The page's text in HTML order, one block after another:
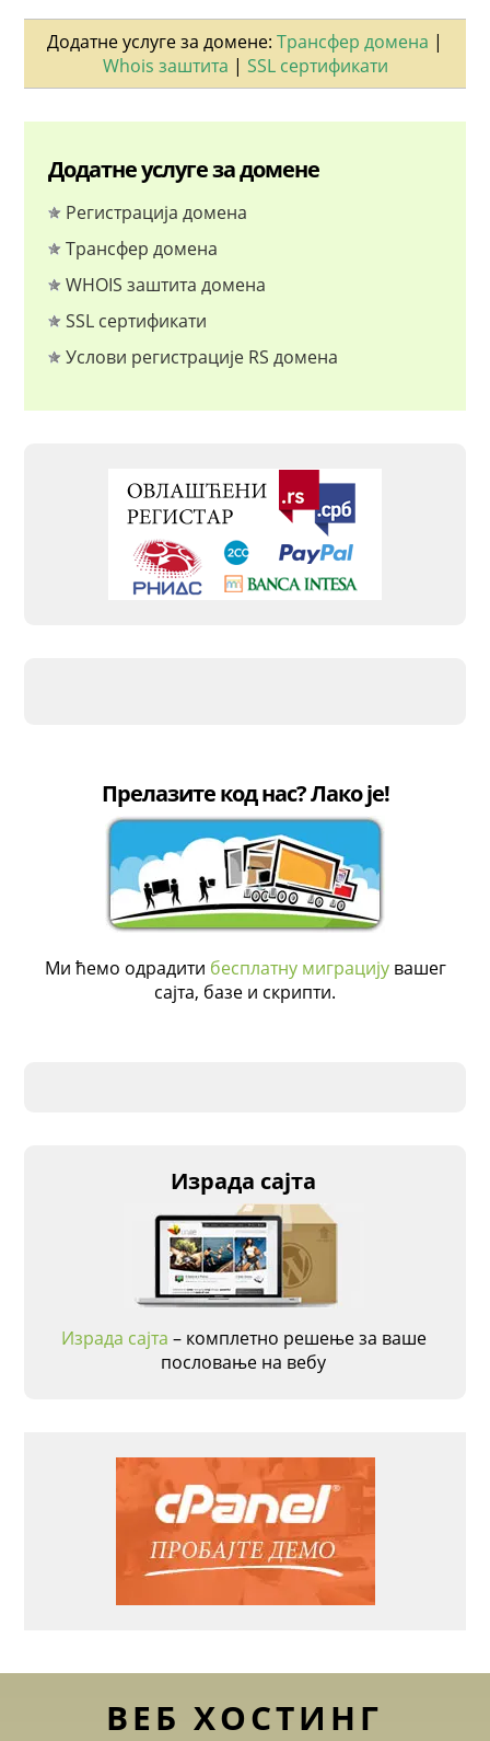
Додатне услуге за домене: Трансфер домена |
Whois заштита | SSL сертификати
Додатне услуге за домене
Регистрација домена
Трансфер домена
WHOIS заштита домена
SSL сертификати
Услови регистрације RS домена
Прелазите код нас? Лако је!
Ми ћемо одрадити бесплатну миграцијувашег
сајта, базе и скрипти.
Израда сајта
Израда сајта – комплетно решење за ваше
пословање на вебу
ВЕБ ХОСТИНГ